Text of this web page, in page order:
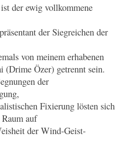
der ewig vollkommene
der Siegreichen der
von meinem erhabenen
(Drime Özer) getrennt sein.
der
Fixierung lösten sich
auf
der Wind-Geist-